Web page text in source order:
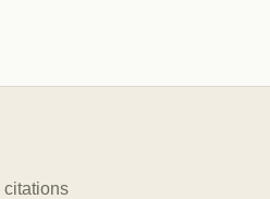
citations